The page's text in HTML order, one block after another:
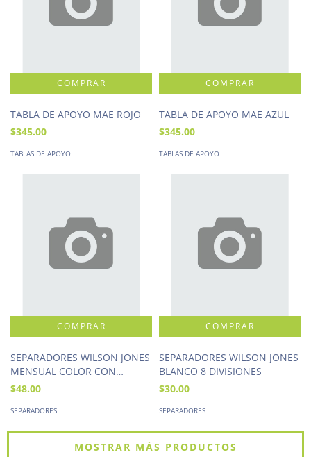
TABLA DE APOYO MAE ROJO
$345.00
TABLAS DE APOYO
TABLA DE APOYO MAE AZUL
$345.00
TABLAS DE APOYO
SEPARADORES WILSON JONES
MENSUAL COLOR CON
NUMERACION
$48.00
SEPARADORES
SEPARADORES WILSON JONES
BLANCO 8 DIVISIONES
$30.00
SEPARADORES
MOSTRAR MÁS PRODUCTOS